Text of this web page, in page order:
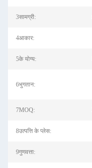
3सामग्री:
4आकार:
5के योग्य:
6भुगतान:
7MOQ:
8उत्पत्ति के प्लेस:
9गुणवत्ता: